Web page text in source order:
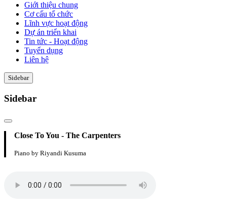
Giới thiệu chung
Cơ cấu tổ chức
Lĩnh vực hoạt động
Dự án triển khai
Tin tức - Hoạt động
Tuyển dụng
Liên hệ
Sidebar
Sidebar
Close To You - The Carpenters
Piano by Riyandi Kusuma